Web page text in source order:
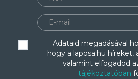
Adataid megadásával
hogy a laposa.hu híreket,
valamint elfogadod
tájékoztatóban